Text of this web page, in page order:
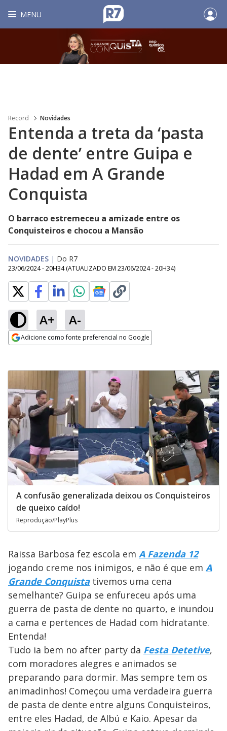
MENU
Record Novidades
Entenda a treta da ‘pasta
de dente’ entre Guipa e
Hadad em A Grande
Conquista
O barraco estremeceu a amizade entre os
Conquisteiros e chocou a Mansão
NOVIDADES | Do R7
23/06/2024 - 20H34 (ATUALIZADO EM 23/06/2024 - 20H34)
A+ A-
Adicione como fonte preferencial no Google
A confusão generalizada deixou os Conquisteiros
de queixo caído!
Reprodução/PlayPlus
Raissa Barbosa fez escola em A Fazenda 12
jogando creme nos inimigos, e não é que em A
Grande Conquistativemos uma cena
semelhante? Guipa se enfureceu após uma
guerra de pasta de dente no quarto, e inundou
a cama e pertences de Hadad com hidratante.
Entenda!
Tudo ia bem no after party da Festa Detetive,
com moradores alegres e animados se
preparando para dormir. Mas sempre tem os
animadinhos! Começou uma verdadeira guerra
de pasta de dente entre alguns Conquisteiros,
entre eles Hadad, de Albú e Kaio. Apesar da